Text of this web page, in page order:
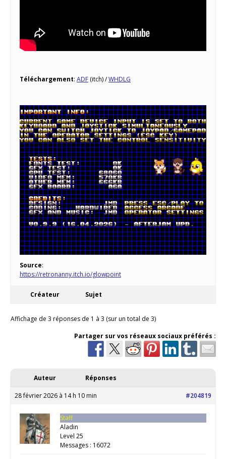
Téléchargement: ADF (itch) /WHDLG
Source:
https://retronanny.itch.io/glowpoint
Créateur Sujet
Affichage de 3 réponses de 1 à 3 (sur un total de 3)
Partager sur vos réseaux sociaux préférés :
Auteur Réponses
28 février 2026 à 14 h 10 min #204819
Staff
Aladin
Level 25
Messages : 16072